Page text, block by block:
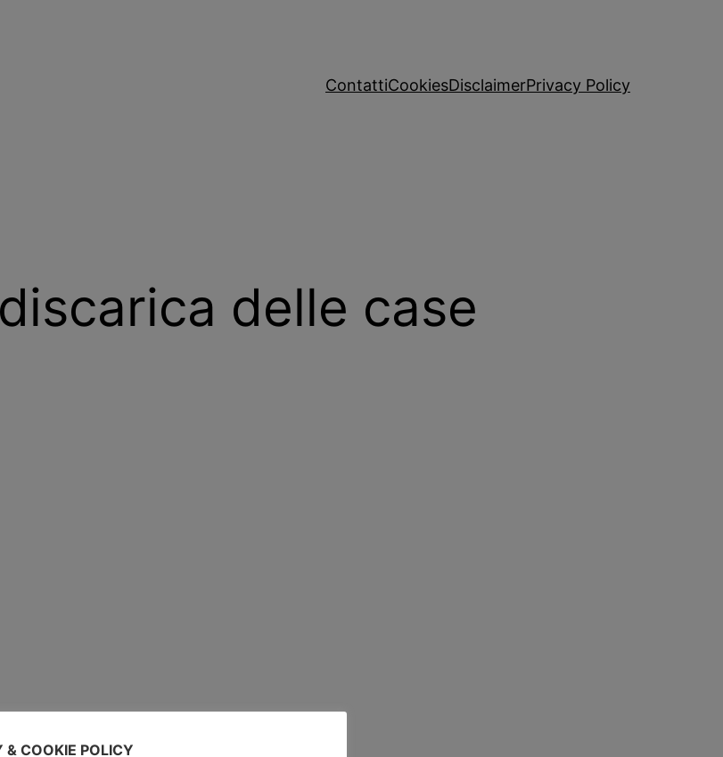
ContattiCookiesDisclaimerPrivacy Policy
delle case
& COOKIE POLICY